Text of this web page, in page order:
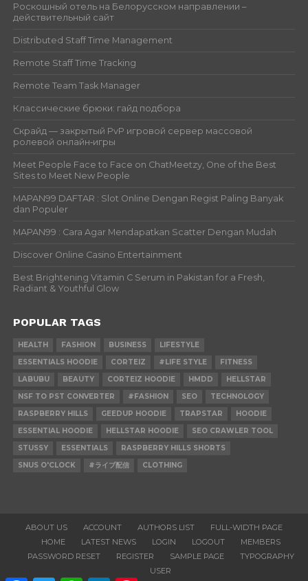
Роскошный отель на Белорусском направлении –
действительный сайт
Distributed Staff Time Management
Remote Staff Time Tracking
Remote Team Task Manager
Классические брюки: гайд подбора
Скрайд — закрытый PvP игровой сервер массовой
ролевой онлайн‑игры
Meet People Face to Face on ChatMeetzy, One of the Best
Sites to Meet New People
MAPAN99 DAFTAR : Slot Online Dengan Regist Paling Banyak
dan Populer
MAPAN99 : Cara Agar Mendapatkan Scatter Dengan Mudah
Discover Online Casino Entertainment
Best Brightening Vitamin C Serum in Pakistan for a Fresh,
Radiant & Youthful Glow
POPULAR TAGS
HEALTH FASHION BUSINESS
LIFESTYLE
ESSENTIALS HOODIE
CORTEIZ #LIFE STYLE
FITNESS
LABUBU
BEAUTY CORTEIZ HOODIE HMDD
HELLSTAR
NSF TO PST CONVERTER
#FASHION SEO
TECHNOLOGY
RASPBERRY HILLS
GEEDUP HOODIE TRAPSTAR
HOODIE
ESSENTIAL HOODIE
HELLSTAR HOODIE
SEO CRAWLER TOOL
STUSSY
ESSENTIALS
RASPBERRY HILLS SHORTS
SNUS O'CLOCK
#ライブ配信 CLOTHING
ABOUT US ACCOUNT AUTHORS LIST
FULL-WIDTH PAGE
HOME
LATEST NEWS LOGIN LOGOUT
MEMBERS
PASSWORD RESET
REGISTER SAMPLE PAGE
TYPOGRAPHY
USER